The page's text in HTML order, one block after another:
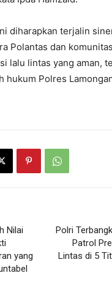
diharapkan terjalin
Polantas dan
lalu lintas yang aman,
hukum Polres
Nilai
yang
Polri
Patrol
Lintas di 5